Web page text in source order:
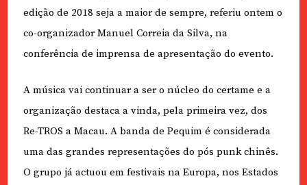
edição de 2018 seja a maior de sempre, referiu ontem o
co-organizador Manuel Correia da Silva, na
conferência de imprensa de apresentação do evento.
A música vai continuar a ser o núcleo do certame e a
organização destaca a vinda, pela primeira vez, dos
Re-TROS a Macau. A banda de Pequim é considerada
uma das grandes representações do pós punk chinês.
O grupo já actuou em festivais na Europa, nos Estados